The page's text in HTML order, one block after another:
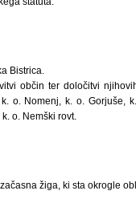
Bistrica.
občin ter določitvi
o. Nomenj, k. o. Gorjuše,
o. Nemški rovt.
žiga, ki sta okrogle